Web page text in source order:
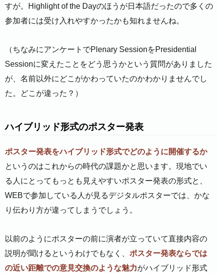
すが。Highlight of the Dayのほうが日本語だったので多くの
参加者には受け入れやすかったかも知れませんね。
（ちなみにアンケートでPlenary SessionをPresidential
Sessionに変えたことをどう思うかという質問がありました
が、名前以外にどこがかわっていたのかわかりませんでし
た。どこが違った？）
ハイブリッド形式のポスター発表
ポスター発表をハイブリッド形式でどのように開催するか
というのはこれからの時代の課題かと思います。現地でい
る人にとってもっとも見えやすいポスター発表の形式と、
WEBで参加している人が見るデジタルポスターでは、かな
り伝わり方が違ってしまうでしょう。
以前のようにポスターの前に演者が立っていて直接内容の
説明が聞けるというわけでもなく、 ポスター発表ならでは
の近い距離での意見交換のような魅力がハイブリッド形式